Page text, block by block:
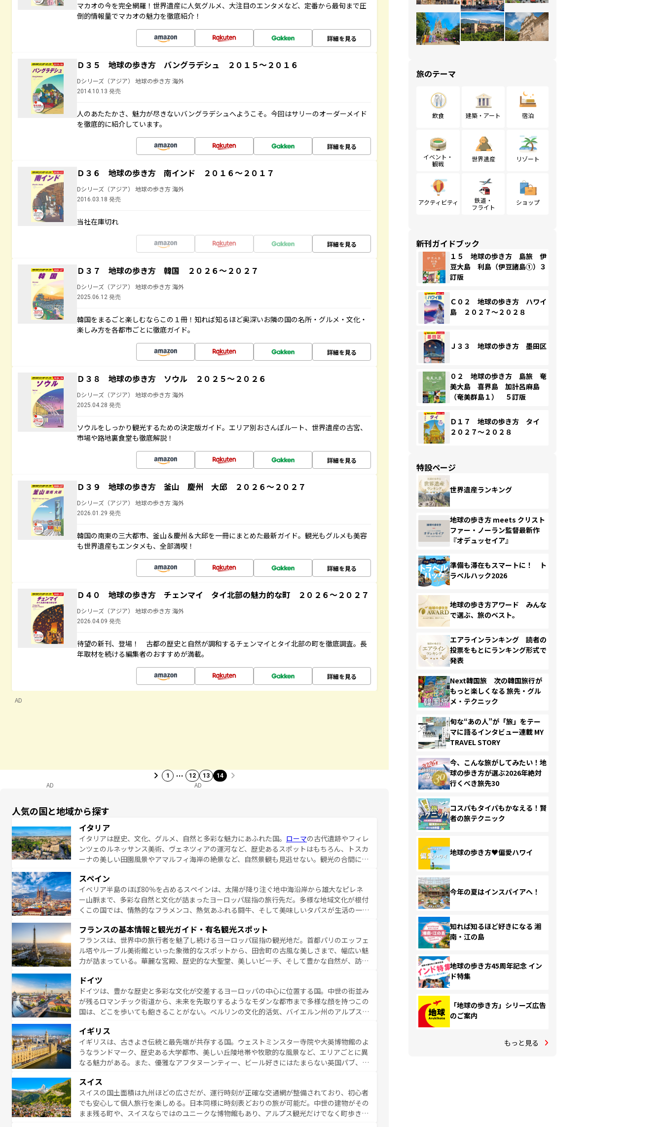
マカオの今を完全網羅！世界遺産に人気グルメ、大注目のエンタメなど、定番から最旬まで圧
倒的情報量でマカオの魅力を徹底紹介！
詳細を見る
Ｄ３５ 地球の歩き方 バングラデシュ ２０１５～２０１６
Dシリーズ（アジア） 地球の歩き方 海外
2014.10.13 発売
人のあたたかさ、魅力が尽きないバングラデシュへようこそ。今回はサリーのオーダーメイド
を徹底的に紹介しています。
詳細を見る
Ｄ３６ 地球の歩き方 南インド ２０１６～２０１７
Dシリーズ（アジア） 地球の歩き方 海外
2016.03.18 発売
当社在庫切れ
詳細を見る
Ｄ３７ 地球の歩き方 韓国 ２０２６～２０２７
Dシリーズ（アジア） 地球の歩き方 海外
2025.06.12 発売
韓国をまるごと楽しむならこの１冊！知れば知るほど奥深いお隣の国の名所・グルメ・文化・
楽しみ方を各都市ごとに徹底ガイド。
詳細を見る
Ｄ３８ 地球の歩き方 ソウル ２０２５～２０２６
Dシリーズ（アジア） 地球の歩き方 海外
2025.04.28 発売
ソウルをしっかり観光するための決定版ガイド。エリア別おさんぽルート、世界遺産の古宮、
市場や路地裏食堂も徹底解説！
詳細を見る
Ｄ３９ 地球の歩き方 釜山 慶州 大邱 ２０２６～２０２７
Dシリーズ（アジア） 地球の歩き方 海外
2026.01.29 発売
韓国の南東の三大都市、釜山＆慶州＆大邱を一冊にまとめた最新ガイド。観光もグルメも美容
も世界遺産もエンタメも、全部満喫！
詳細を見る
Ｄ４０ 地球の歩き方 チェンマイ タイ北部の魅力的な町 ２０２６～２０２７
Dシリーズ（アジア） 地球の歩き方 海外
2026.04.09 発売
待望の新刊、登場！ 古都の歴史と自然が調和するチェンマイとタイ北部の町を徹底調査。長
年取材を続ける編集者のおすすめが満載。
詳細を見る
AD
1 … 12 13 14
AD AD
人気の国と地域から探す
イタリア
イタリアは歴史、文化、グルメ、自然と多彩な魅力にあふれた国。 ローマの古代遺跡やフィレ
ンツェのルネッサンス美術、ヴェネツィアの運河など、歴史あるスポットはもちろん、トスカ
ーナの美しい田園風景やアマルフィ海岸の絶景など、自然景観も見逃せない。観光の合間に
夜眠るまで、すべての瞬間を楽しませてくれるイタリアで、忘れられない旅をしてみよう！
なお、新着のイタリア情報はコンテンツ一覧を参照してほしい。
スペイン
イベリア半島のほぼ80％を占めるスペインは、太陽が降り注ぐ地中海沿岸から雄大なピレネ
ー山脈まで、多彩な自然と文化が詰まったヨーロッパ屈指の旅行先だ。多様な地域文化が根付
くこの国では、情熱的なフラメンコ、熱気あふれる闘牛、そして美味しいタパスが生活の一部
ら、地方では古代ローマ遺跡や中世の城塞都市、穏やかなビーチリゾートまで多彩な表情を見
せる。地方によって風土や気候が異なるスペインはその個性で訪れる人を魅了する。 なお、
新着のスペイン情報はコンテンツ一覧を参照してほしい。
フランスの基本情報と観光ガイド・有名観光スポット
フランスは、世界中の旅行者を魅了し続けるヨーロッパ屈指の観光地だ。首都パリのエッフェ
ル塔やルーブル美術館といった象徴的なスポットから、田舎町の古風な美しさまで、幅広い魅
力が詰まっている。華麗な宮殿、歴史的な大聖堂、美しいビーチ、そして豊かな自然が、訪れ
無形文化遺産にも登録されている。シャンパンの発祥地であるランス、プロヴァンスの香り高
いラベンダー畑など、多彩な楽しみ方が可能だ。さらに、パリ以外の地域にも魅力が溢れてお
り、どの街角にも豊かな歴史と文化が息づいている。パリ以外の個性あふれる地方に足を運ぶ
とそれぞれで全く異なる文化を体験できるだろう。 なお、新着のフランス情報はコンテンツ
ドイツ
ドイツは、豊かな歴史と多彩な文化が交差するヨーロッパの中心に位置する国。中世の街並み
が残るロマンチック街道から、未来を先取りするようなモダンな都市まで多様な顔を持つこの
国は、どこを歩いても飽きることがない。ベルリンの文化的活気、バイエルン州のアルプスの
ら地元の人と過ごす楽しい時間は、お酒好きな人にはぜひ体験してほしい。 なお、新着のド
イツ情報はコンテンツ一覧を参照してほしい。
イギリス
イギリスは、古きよき伝統と最先端が共存する国。ウェストミンスター寺院や大英博物館のよ
うなランドマーク、歴史ある大学都市、美しい丘陵地帯や牧歌的な風景など、エリアごとに異
なる魅力がある。また、優雅なアフタヌーンティー、ビール好きにはたまらない英国パブ、サ
お、新着のイギリス情報は
スイス
スイスの国土面積は九州ほどの広さだが、運行時刻が正確な交通網が整備されており、初心者
でも安心して個人旅行を楽しめる。日本同様に時刻表どおりの旅が可能だ。中世の建物がその
まま残る町や、スイスならではのユニークな博物館もあり、アルプス観光だけでなく町歩きも
旅のテーマ
飲食 建築・アート 宿泊
イベント・
観戦
世界遺産 リゾート
アクティビティ
鉄道・
フライト
ショップ
新刊ガイドブック
１５ 地球の歩き方 島旅 伊
豆大島 利島（伊豆諸島①）３
訂版
Ｃ０２ 地球の歩き方 ハワイ
島 ２０２７～２０２８
Ｊ３３ 地球の歩き方 墨田区
０２ 地球の歩き方 島旅 奄
美大島 喜界島 加計呂麻島
（奄美群島１） ５訂版
Ｄ１７ 地球の歩き方 タイ
２０２７～２０２８
特設ページ
世界遺産ランキング
地球の歩き方 meets クリスト
ファー・ノーラン監督最新作
『オデュッセイア』
準備も滞在もスマートに！ ト
ラベルハック2026
地球の歩き方アワード みんな
で選ぶ、旅のベスト。
エアラインランキング 読者の
投票をもとにランキング形式で
発表
Next韓国旅 次の韓国旅行が
もっと楽しくなる 旅先・グル
メ・テクニック
旬な“あの人”が「旅」をテー
マに語るインタビュー連載 MY
TRAVEL STORY
今、こんな旅がしてみたい！地
球の歩き方が選ぶ2026年絶対
行くべき旅先30
コスパもタイパもかなえる！賢
者の旅テクニック
地球の歩き方♥偏愛ハワイ
今年の夏はインスパイアへ！
知れば知るほど好きになる 湘
南・江の島
地球の歩き方45周年記念 イン
ド特集
「地球の歩き方」シリーズ広告
のご案内
もっと見る